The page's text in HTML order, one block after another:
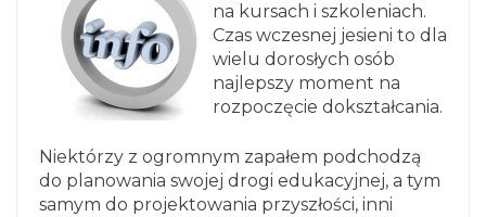
na kursach i szkoleniach.
Czas wczesnej jesieni to dla
wielu dorosłych osób
najlepszy moment na
rozpoczęcie dokształcania.
Niektórzy z ogromnym zapałem podchodzą
do planowania swojej drogi edukacyjnej, a tym
samym do projektowania przyszłości, inni